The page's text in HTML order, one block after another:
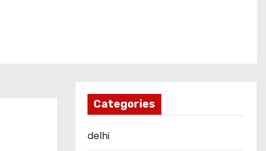
Categories
delhi